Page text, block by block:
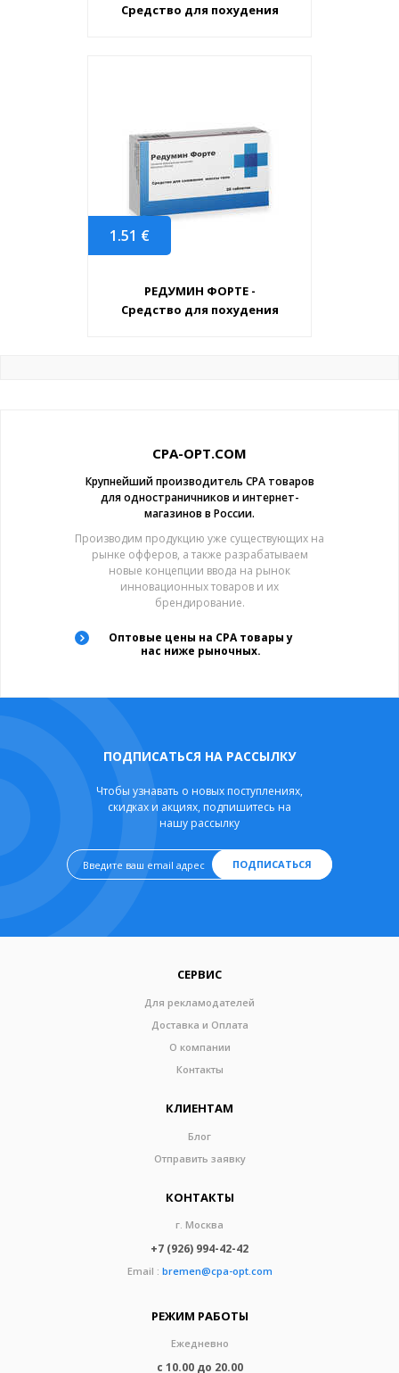
Средство для похудения
1.51 €
РЕДУМИН ФОРТЕ -
Средство для похудения
CPA-OPT.COM
Крупнейший производитель CPA товаров
для одностраничников и интернет-
магазинов в России.
Производим продукцию уже существующих на
рынке офферов, а также разрабатываем
новые концепции ввода на рынок
инновационных товаров и их
брендирование.
Оптовые цены на CPA товары у
нас ниже рыночных.
ПОДПИСАТЬСЯ НА РАССЫЛКУ
Чтобы узнавать о новых поступлениях,
скидках и акциях, подпишитесь на
нашу рассылку
ПОДПИСАТЬСЯ
СЕРВИС
Для рекламодателей
Доставка и Оплата
О компании
Контакты
КЛИЕНТАМ
Блог
Отправить заявку
КОНТАКТЫ
г. Москва
+7 (926) 994-42-42
Email : bremen@cpa-opt.com
РЕЖИМ РАБОТЫ
Ежедневно
с 10.00 до 20.00